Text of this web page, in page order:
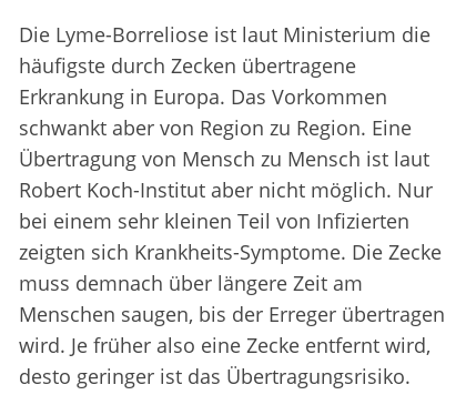
Die Lyme-Borreliose ist laut Ministerium die
häufigste durch Zecken übertragene
Erkrankung in Europa. Das Vorkommen
schwankt aber von Region zu Region. Eine
Übertragung von Mensch zu Mensch ist laut
Robert Koch-Institut aber nicht möglich. Nur
bei einem sehr kleinen Teil von Infizierten
zeigten sich Krankheits-Symptome. Die Zecke
muss demnach über längere Zeit am
Menschen saugen, bis der Erreger übertragen
wird. Je früher also eine Zecke entfernt wird,
desto geringer ist das Übertragungsrisiko.